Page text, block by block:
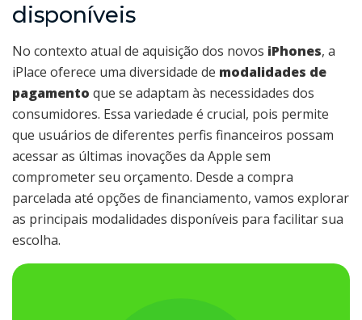
disponíveis
No contexto atual de aquisição dos novos iPhones, a
iPlace oferece uma diversidade de modalidades de
pagamento que se adaptam às necessidades dos
consumidores. Essa variedade é crucial, pois permite
que usuários de diferentes perfis financeiros possam
acessar as últimas inovações da Apple sem
comprometer seu orçamento. Desde a compra
parcelada até opções de financiamento, vamos explorar
as principais modalidades disponíveis para facilitar sua
escolha.